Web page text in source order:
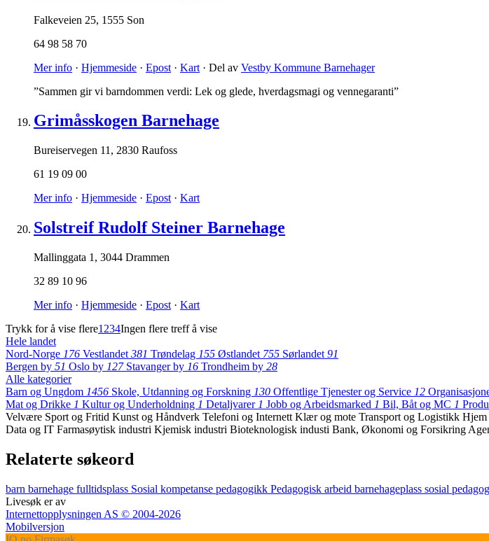
Falkeveien 25, 1555 Son
64 98 58 70
Mer info · Hjemmeside · Epost · Kart · Del av Vestby Kommune Barnehager
”Sammen gir vi barndommen verdi: Lek og glede, hverdagsmagi og vennegaranti”
Grimåsskogen Barnehage
Bureiservegen 11 , 2830 Raufoss
61 19 09 00
Mer info · Hjemmeside · Epost · Kart
Solstreif Rudolf Steiner Barnehage
Mallinggata 1 , 3044 Drammen
32 89 10 96
Mer info · Hjemmeside · Epost · Kart
Trykk for å vise flere1 234Ingen flere treff å vise
Hele landet
Nord-Norge 176 Vestlandet 381 Trøndelag 155 Østlandet 755 Sørlandet 91
Bergen by 51 Oslo by 127 Stavanger by 16 Trondheim by 28
Alle kategorier
Barn og Ungdom 1456 Skole, Utdanning og Forskning 130 Offentlige Tjenester og Service 12
Mat og Drikke 1 Kultur og Underholdning 1 Detaljvarer 1 Jobb og Arbeidsmarked 1 Bil, Båt og MC 1
Velvære Sport og Fritid Kunst og Håndverk Telefoni og Internett Klær og mote Transport og Logistikk
Data og IT Farmasøytisk industri Kjemisk industri Bioteknologisk industi Bank, Økonomi og Forsikring
Relaterte søkeord
barn barnehage fulltidsplass Sosial kompetanse pedagogikk Pedagogisk arbeid barnehageplass sosial
Livesøk er av
Internettopplysningen AS © 2004-2026
Mobilversjon